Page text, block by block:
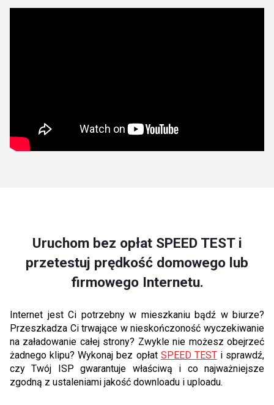
Uruchom bez opłat SPEED TEST i
przetestuj prędkość domowego lub
firmowego Internetu.
Internet jest Ci potrzebny w mieszkaniu bądź w biurze?
Przeszkadza Ci trwające w nieskończoność wyczekiwanie
na załadowanie całej strony? Zwykle nie możesz obejrzeć
żadnego klipu? Wykonaj bez opłat SPEED TESTi sprawdź,
czy Twój ISP gwarantuje właściwą i co najważniejsze
zgodną z ustaleniami jakość downloadu i uploadu.